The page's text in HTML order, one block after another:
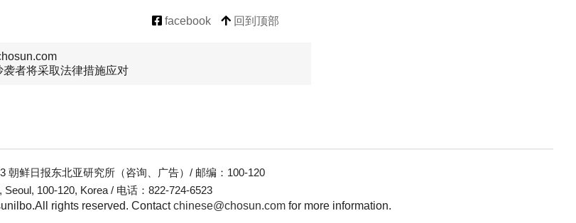
facebook
回到顶部
者将采取法律措施应对
朝鲜日报东北亚研究所（咨询、广告）/ 邮编：100-120
100-120, Korea / 电话：822-724-6523
rights reserved. Contactchinese@chosun.comfor more information.